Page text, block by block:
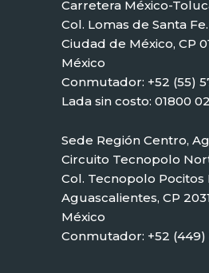
Carretera México-
Col. Lomas de Santa Fe.
Ciudad de México, CP
México
Conmutador: +52 (55)
Lada sin costo: 01800
Sede Región Centro,
Circuito Tecnopolo
Col. Tecnopolo Pocitos
Aguascalientes, CP
México
Conmutador: +52 (449)